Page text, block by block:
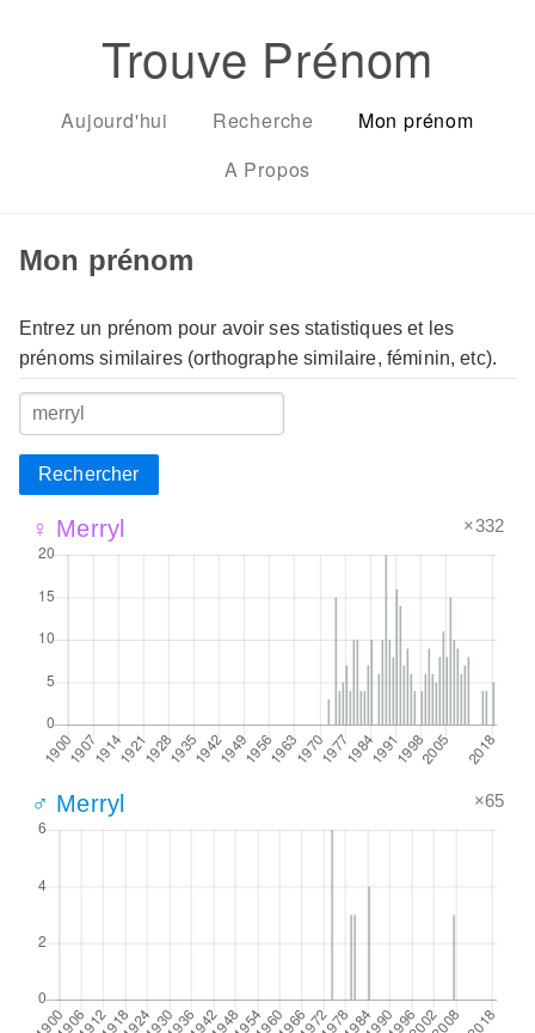
Trouve Prénom
Aujourd'hui Recherche
Mon prénom
A Propos
Mon prénom
Entrez un prénom pour avoir ses statistiques et les
prénoms similaires (orthographe similaire, féminin, etc).
Rechercher
♀ Merryl ×332
♂ Merryl ×65